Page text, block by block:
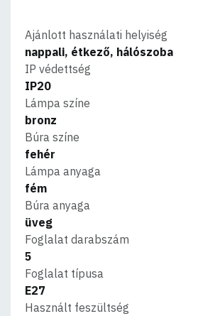
Ajánlott használati helyiség
nappali, étkező, hálószoba
IP védettség
IP20
Lámpa színe
bronz
Búra színe
fehér
Lámpa anyaga
fém
Búra anyaga
üveg
Foglalat darabszám
5
Foglalat típusa
E27
Használt feszültség